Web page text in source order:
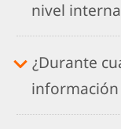
nivel
¿Durante